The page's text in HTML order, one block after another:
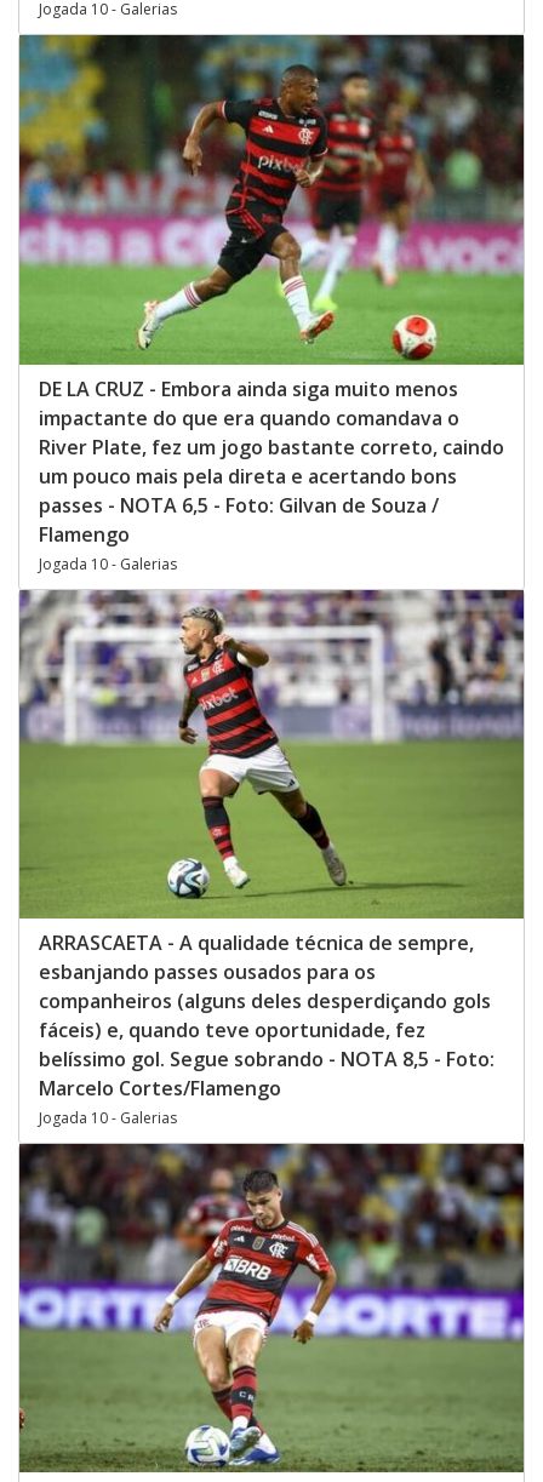
Jogada 10 - Galerias
DE LA CRUZ - Embora ainda siga muito menos
impactante do que era quando comandava o
River Plate, fez um jogo bastante correto, caindo
um pouco mais pela direta e acertando bons
passes - NOTA 6,5 - Foto: Gilvan de Souza /
Flamengo
Jogada 10 - Galerias
ARRASCAETA - A qualidade técnica de sempre,
esbanjando passes ousados para os
companheiros (alguns deles desperdiçando gols
fáceis) e, quando teve oportunidade, fez
belíssimo gol. Segue sobrando - NOTA 8,5 - Foto:
Marcelo Cortes/Flamengo
Jogada 10 - Galerias